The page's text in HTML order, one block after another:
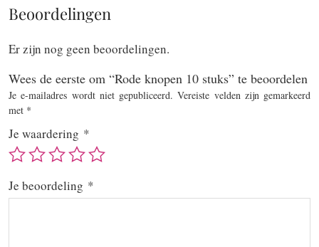
Beoordelingen
Er zijn nog geen beoordelingen.
Wees de eerste om “Rode knopen 10 stuks” te beoordelen
Je e-mailadres wordt niet gepubliceerd. Vereiste velden zijn gemarkeerd
met *
Je waardering *
Je beoordeling *